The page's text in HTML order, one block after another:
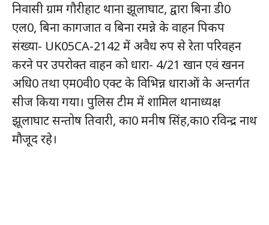
निवासी ग्राम गौरीहाट थाना झूलाघाट, द्वारा बिना डी0
एल0, बिना कागजात व बिना रमन्ने के वाहन पिकप
संख्या- UK05CA-2142 में अवैध रुप से रेता परिवहन
करने पर उपरोक्त वाहन को धारा- 4/21 खान एवं खनन
अधि0 तथा एम0वी0 एक्ट के विभिन्न धाराओं के अन्तर्गत
सीज किया गया। पुलिस टीम में शामिल थानाध्यक्ष
झूलाघाट सन्तोष तिवारी, का0 मनीष सिंह,का0 रविन्द्र नाथ
मौजूद रहे।